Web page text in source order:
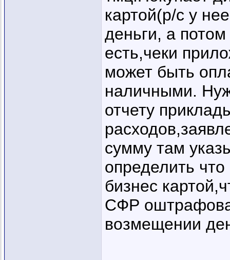
картой(р/с у
деньги, а
есть,чеки
может быть
наличными.
отчету
сумму там
определить
бизнес
СФР
возмещении